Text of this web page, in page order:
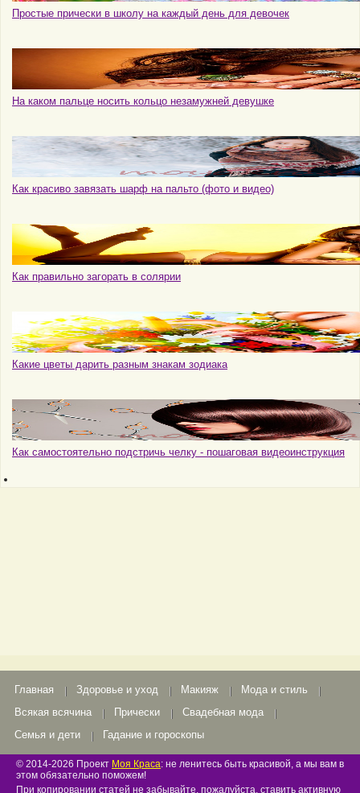
Простые прически в школу на каждый день для девочек
На каком пальце носить кольцо незамужней девушке
Как красиво завязать шарф на пальто (фото и видео)
Как правильно загорать в солярии
Какие цветы дарить разным знакам зодиака
Как самостоятельно подстричь челку - пошаговая видеоинструкция
Главная Здоровье и уход Макияж
Мода и стиль
Всякая всячина
Прически
Свадебная мода
Семья и дети
Гадание и гороскопы
© 2014-2026 Проект Моя Краса: не ленитесь быть красивой, а мы вам в
этом обязательно поможем!
При копировании статей не забывайте, пожалуйста, ставить активную